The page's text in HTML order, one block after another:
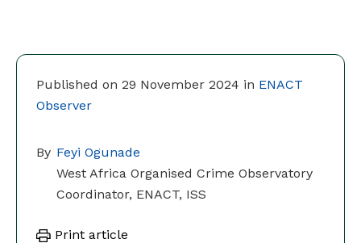
Published on 29 November 2024 in ENACT
Observer
By Feyi Ogunade
West Africa Organised Crime Observatory
Coordinator, ENACT, ISS
Print article